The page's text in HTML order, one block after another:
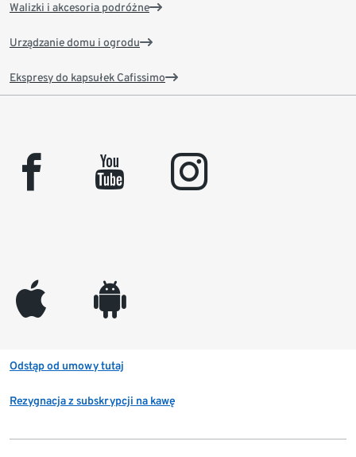
Walizki i akcesoria podróżne
Urządzanie domu i ogrodu
Ekspresy do kapsułek Cafissimo
facebook youtube instagram
appleinc android
Odstąp od umowy tutaj
Rezygnacja z subskrypcji na kawę